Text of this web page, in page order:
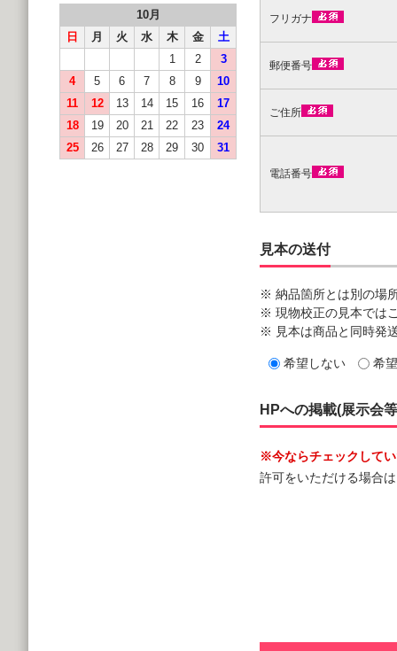
フリガナ
郵便番号
ご住所
電話番号
見本の送付
※ 納品箇所とは別の場
※ 現物校正の見本では
※ 見本は商品と同時発
希望しない 希
HPへの掲載(展示会
※今ならチェックして
許可をいただける場合
10月
日
月 火 水 木 金
土
1
2
3
4
5 6 7 8 9
10
11
12 13 14 15 16
17
18
19 20 21 22 23
24
25
26 27 28 29 30 31